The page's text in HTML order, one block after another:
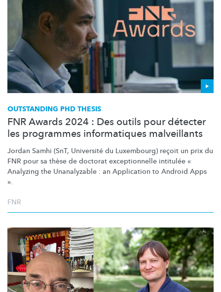
OUTSTANDING PHD THESIS
FNR Awards 2024 : Des outils pour détecter
les programmes informatiques malveillants
Jordan Samhi (SnT, Université du Luxembourg) reçoit un prix du
FNR pour sa thèse de doctorat exceptionnelle intitulée «
Analyzing the Unanalyzable : an Application to Android Apps
».
FNR